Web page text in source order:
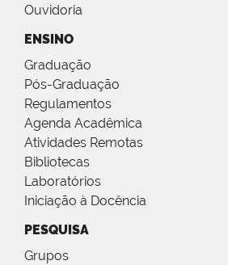
Ouvidoria
ENSINO
Graduação
Pós-Graduação
Regulamentos
Agenda Acadêmica
Atividades Remotas
Bibliotecas
Laboratórios
Iniciação à Docência
PESQUISA
Grupos